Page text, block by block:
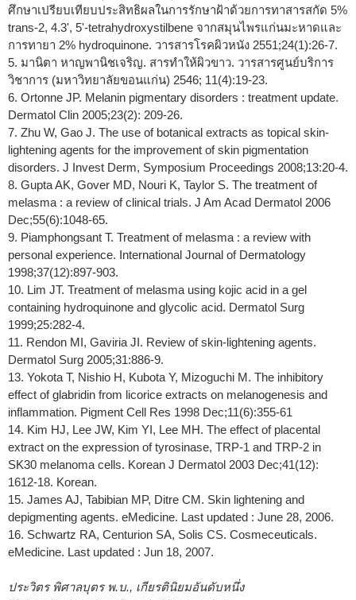
ศึกษาเปรียบเทียบประสิทธิผลในการรักษาฝ้าด้วยการทาสารสกัด 5%
trans-2, 4.3', 5'-tetrahydroxystilbene จากสมุนไพรแก่นมะหาดและ
การทายา 2% hydroquinone. วารสารโรคผิวหนัง 2551;24(1):26-7.
5. มานิตา หาญพานิชเจริญ. สารทำให้ผิวขาว. วารสารศูนย์บริการ
วิชาการ (มหาวิทยาลัยขอนแก่น) 2546; 11(4):19-23.
6. Ortonne JP. Melanin pigmentary disorders : treatment update.
Dermatol Clin 2005;23(2): 209-26.
7. Zhu W, Gao J. The use of botanical extracts as topical skin-
lightening agents for the improvement of skin pigmentation
disorders. J Invest Derm, Symposium Proceedings 2008;13:20-4.
8. Gupta AK, Gover MD, Nouri K, Taylor S. The treatment of
melasma : a review of clinical trials. J Am Acad Dermatol 2006
Dec;55(6):1048-65.
9. Piamphongsant T. Treatment of melasma : a review with
personal experience. International Journal of Dermatology
1998;37(12):897-903.
10. Lim JT. Treatment of melasma using kojic acid in a gel
containing hydroquinone and glycolic acid. Dermatol Surg
1999;25:282-4.
11. Rendon MI, Gaviria JI. Review of skin-lightening agents.
Dermatol Surg 2005;31:886-9.
13. Yokota T, Nishio H, Kubota Y, Mizoguchi M. The inhibitory
effect of glabridin from licorice extracts on melanogenesis and
inflammation. Pigment Cell Res 1998 Dec;11(6):355-61
14. Kim HJ, Lee JW, Kim YI, Lee MH. The effect of placental
extract on the expression of tyrosinase, TRP-1 and TRP-2 in
SK30 melanoma cells. Korean J Dermatol 2003 Dec;41(12):
1612-18. Korean.
15. James AJ, Tabibian MP, Ditre CM. Skin lightening and
depigmenting agents. eMedicine. Last updated : June 28, 2006.
16. Schwartz RA, Centurion SA, Solis CS. Cosmeceuticals.
eMedicine. Last updated : Jun 18, 2007.
ประวิตร พิศาลบุตร พ.บ., เกียรตินิยมอันดับหนึ่ง